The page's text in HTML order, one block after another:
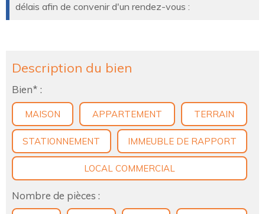
délais afin de convenir d'un rendez-vous :
Description du bien
Bien* :
MAISON APPARTEMENT TERRAIN
STATIONNEMENT IMMEUBLE DE RAPPORT
LOCAL COMMERCIAL
Nombre de pièces :